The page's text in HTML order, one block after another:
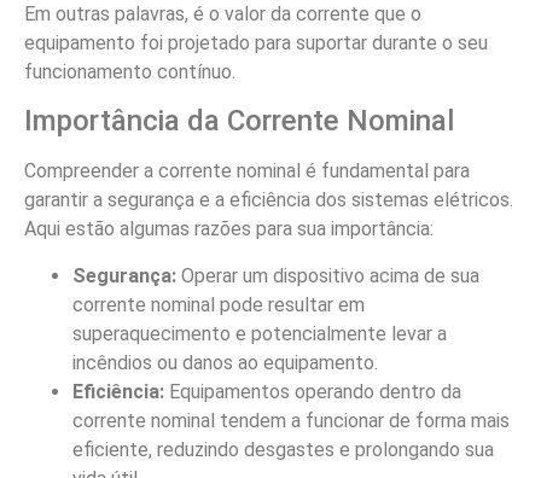
Em outras palavras, é o valor da corrente que o
equipamento foi projetado para suportar durante o seu
funcionamento contínuo.
Importância da Corrente Nominal
Compreender a corrente nominal é fundamental para
garantir a segurança e a eficiência dos sistemas elétricos.
Aqui estão algumas razões para sua importância:
Segurança: Operar um dispositivo acima de sua
corrente nominal pode resultar em
superaquecimento e potencialmente levar a
incêndios ou danos ao equipamento.
Eficiência: Equipamentos operando dentro da
corrente nominal tendem a funcionar de forma mais
eficiente, reduzindo desgastes e prolongando sua